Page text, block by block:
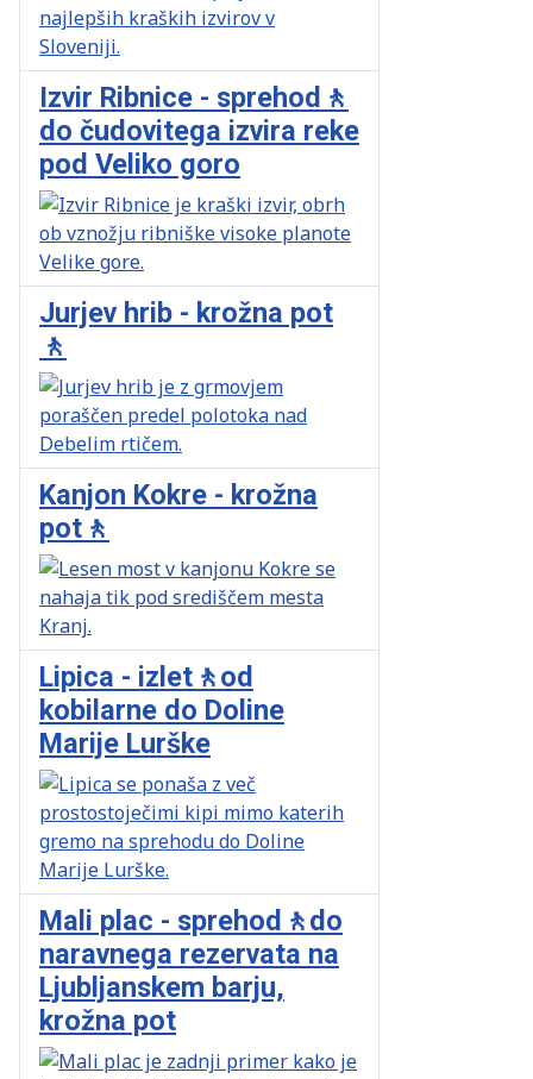
Izvir Ribnice - sprehod🚶
do čudovitega izvira reke
pod Veliko goro
Jurjev hrib - krožna pot
🚶
Kanjon Kokre - krožna
pot🚶
Lipica - izlet🚶od
kobilarne do Doline
Marije Lurške
Mali plac - sprehod🚶do
naravnega rezervata na
Ljubljanskem barju,
krožna pot